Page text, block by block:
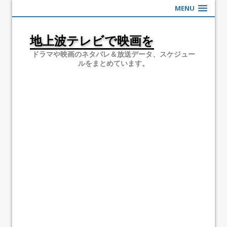
MENU
地上波テレビで映画を
ドラマや映画のネタバレ＆放送データ、スケジュー
ルをまとめています。